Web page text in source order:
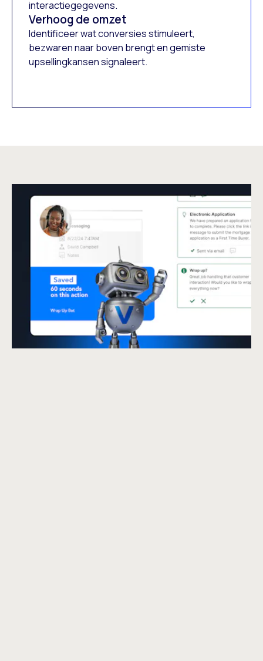
interactiegegevens.
Verhoog de omzet
Identificeer wat conversies stimuleert,
bezwaren naar boven brengt en gemiste
upsellingkansen signaleert.